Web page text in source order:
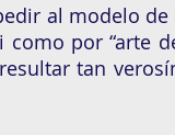
al modelo de
por “arte
tan